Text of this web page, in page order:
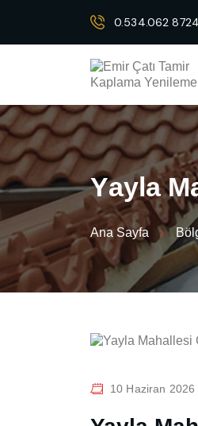
0.534.062 8724
Yayla M
Ana Sayfa
10 Haziran 2026